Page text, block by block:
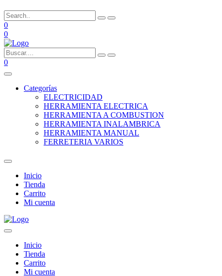
0
0
0
Categorías
ELECTRICIDAD
HERRAMIENTA ELECTRICA
HERRAMIENTA A COMBUSTION
HERRAMIENTA INALAMBRICA
HERRAMIENTA MANUAL
FERRETERIA VARIOS
Inicio
Tienda
Carrito
Mi cuenta
Inicio
Tienda
Carrito
Mi cuenta